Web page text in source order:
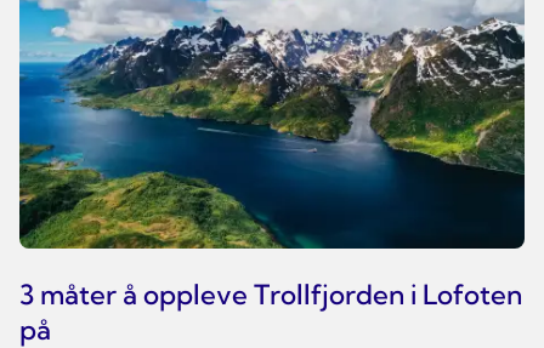
3 måter å oppleve Trollfjorden i Lofoten
på